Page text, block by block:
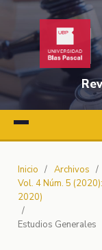
Inicio / Archivos /
Vol. 4 Núm. 5
2020)
/
Estudios Generales